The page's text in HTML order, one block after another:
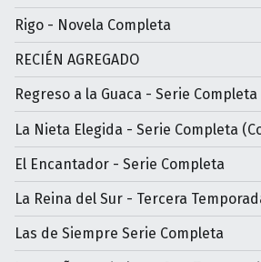
Rigo - Novela Completa
RECIÉN AGREGADO
Regreso a la Guaca - Serie Completa
La Nieta Elegida - Serie Completa
El Encantador - Serie Completa
La Reina del Sur - Tercera
Las de Siempre Serie Completa